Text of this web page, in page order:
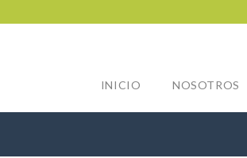
INICIO NOSOTROS